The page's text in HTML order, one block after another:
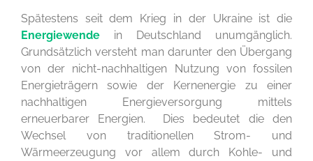
Spätestens seit dem Krieg in der Ukraine ist die
Energiewendein Deutschland unumgänglich.
Grundsätzlich versteht man darunter den Übergang
von der nicht-nachhaltigen Nutzung von fossilen
Energieträgern sowie der Kernenergie zu einer
nachhaltigen Energieversorgung mittels
erneuerbarer Energien. Dies bedeutet die den
Wechsel von traditionellen Strom- und
Wärmeerzeugung vor allem durch Kohle- und